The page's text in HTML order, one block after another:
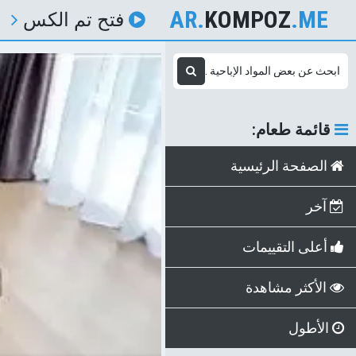
AR.KOMPOZ.ME فتح تم الكس
قائمة طعام:
الصفحة الرئيسية
آخر
أعلى التقييمات
الأكثر مشاهدة
الأطول